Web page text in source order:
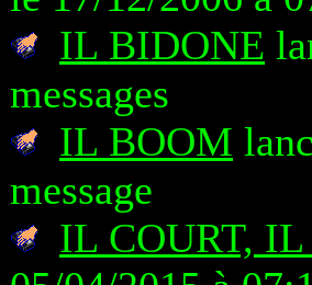
IL BIDONE
messages
IL BOOM
message
IL COURT,